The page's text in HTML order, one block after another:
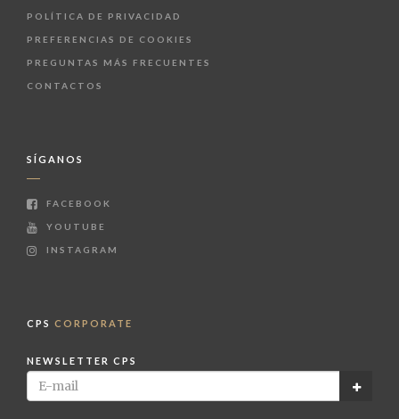
POLÍTICA DE PRIVACIDAD
PREFERENCIAS DE COOKIES
PREGUNTAS MÁS FRECUENTES
CONTACTOS
SÍGANOS
FACEBOOK
YOUTUBE
INSTAGRAM
CPS CORPORATE
NEWSLETTER CPS